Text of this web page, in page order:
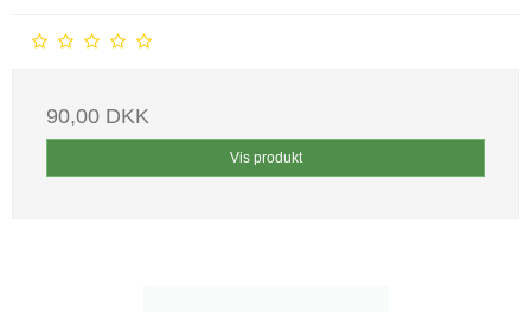
90,00 DKK
Vis produkt